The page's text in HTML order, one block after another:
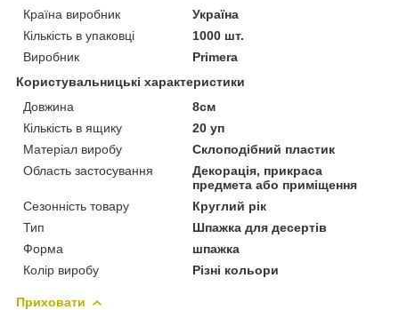
Країна виробник
Україна
Кількість в упаковці
1000 шт.
Виробник
Primera
Користувальницькі характеристики
Довжина
8см
Кількість в ящику
20 уп
Матеріал виробу
Склоподібний пластик
Область застосування
Декорація, прикраса
предмета або приміщення
Сезонність товару
Круглий рік
Тип
Шпажка для десертів
Форма
шпажка
Колір виробу
Різні кольори
Приховати